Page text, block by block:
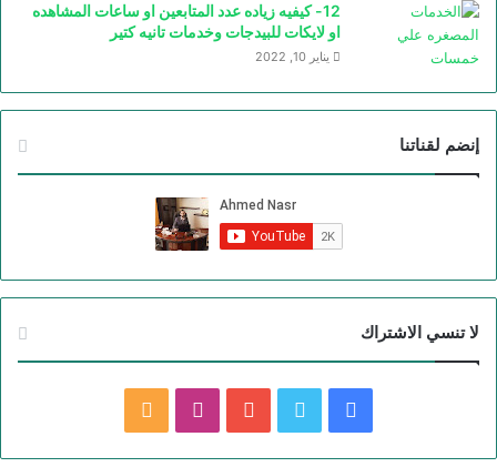
12- كيفيه زياده عدد المتابعين او ساعات المشاهده
او لايكات للبيدجات وخدمات تانيه كتير
يناير 10, 2022
إنضم لقناتنا
لا تنسي الاشتراك
ي
و
و
ن
ل